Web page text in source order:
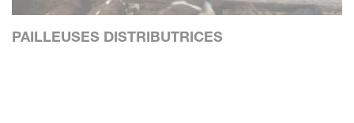
PAILLEUSES DISTRIBUTRICES